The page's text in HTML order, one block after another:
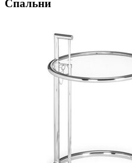
Спальни